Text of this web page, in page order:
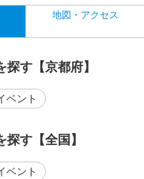
地図・アクセス
す【京都府】
ベント
す【全国】
ベント